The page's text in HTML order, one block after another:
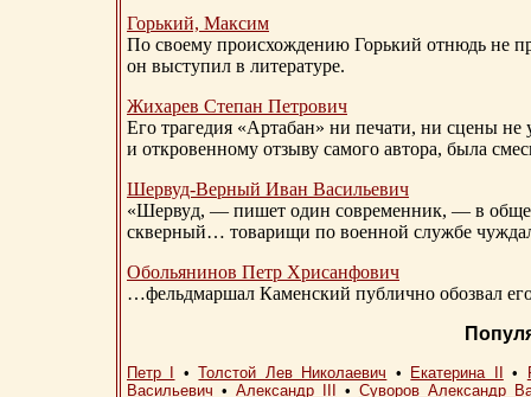
Горький, Максим
По своему происхождению Горький отнюдь не
он выступил в литературе.
Жихарев Степан Петрович
Его трагедия «Артабан» ни печати, ни сцены
и откровенному отзыву самого автора, была
Шервуд-Верный Иван Васильевич
«Шервуд, — пишет один современник, — в
скверный… товарищи по военной службе
Обольянинов Петр Хрисанфович
…фельдмаршал Каменский публично обозвал
Петр I •Толстой Лев Николаевич • Екатерина II •
Васильевич • Александр III • Суворов Александр